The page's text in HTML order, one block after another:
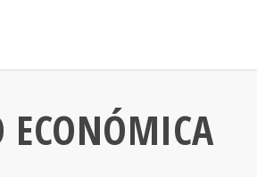
ECONÓMICA